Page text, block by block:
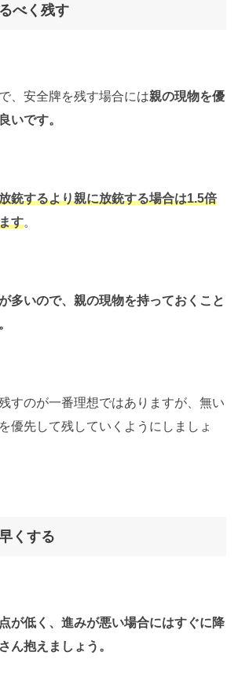
べく残す
、安全牌を残す場合には親の現物を優
いです。
銃するより親に放銃する場合は1.5倍
す。
多いので、親の現物を持っておくこと
すのが一番理想ではありますが、無い
優先して残していくようにしましょ
くする
が低く、進みが悪い場合にはすぐに降
ん抱えましょう。